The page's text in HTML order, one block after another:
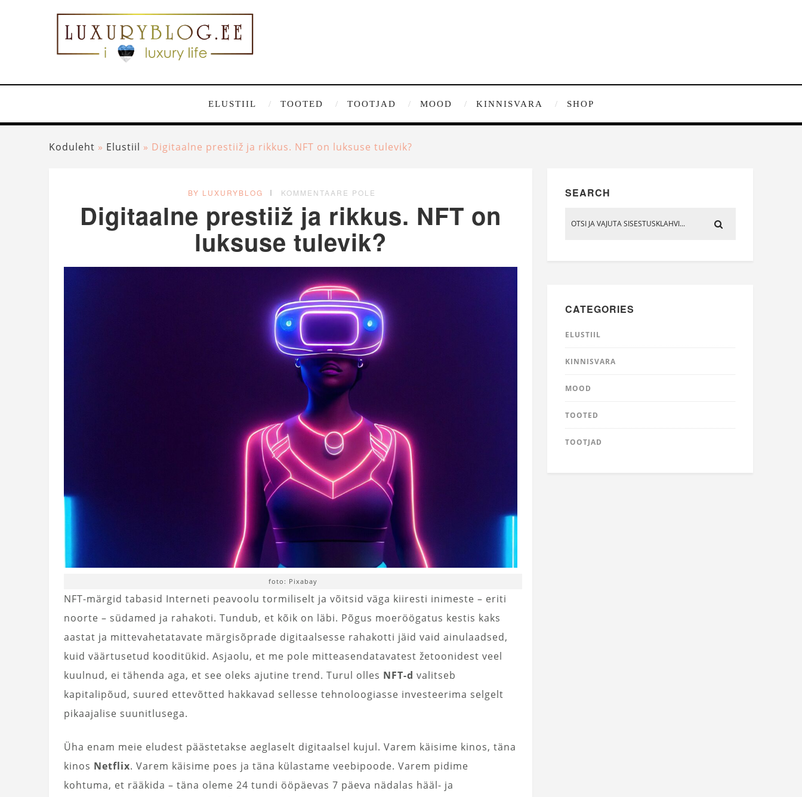
ELUSTIIL TOOTED TOOTJAD MOOD KINNISVARA SHOP
Koduleht » Elustiil » Digitaalne prestiiž ja rikkus. NFT on luksuse tulevik?
BY LUXURYBLOG KOMMENTAARE POLE
Digitaalne prestiiž ja rikkus. NFT on
luksuse tulevik?
foto: Pixabay
NFT-märgid tabasid Interneti peavoolu tormiliselt ja võitsid väga kiiresti inimeste – eriti
noorte – südamed ja rahakoti. Tundub, et kõik on läbi. Põgus moeröögatus kestis kaks
aastat ja mittevahetatavate märgisõprade digitaalsesse rahakotti jäid vaid ainulaadsed,
kuid väärtusetud kooditükid. Asjaolu, et me pole mitteasendatavatest žetoonidest veel
kuulnud, ei tähenda aga, et see oleks ajutine trend. Turul olles NFT-d valitseb
kapitalipõud, suured ettevõtted hakkavad sellesse tehnoloogiasse investeerima selgelt
pikaajalise suunitlusega.
Üha enam meie eludest päästetakse aeglaselt digitaalsel kujul. Varem käisime kinos, täna
kinos Netflix. Varem käisime poes ja täna külastame veebipoode. Varem pidime
kohtuma, et rääkida – täna oleme 24 tundi ööpäevas 7 päeva nädalas hääl- ja
SEARCH
CATEGORIES
ELUSTIIL
KINNISVARA
MOOD
TOOTED
TOOTJAD